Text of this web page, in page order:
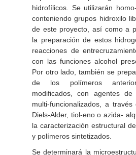
hidrofílicos. Se utilizarán
conteniendo grupos hidroxilo
de este proyecto, así como a
la preparación de estos
reacciones de
con las funciones alcohol
Por otro lado, también se
de los polímeros
modificados, con agentes
multi-funcionalizados, a
Diels-Alder, tiol-eno o azida-
la caracterización estructural
y polímeros sintetizados.
Se determinará la